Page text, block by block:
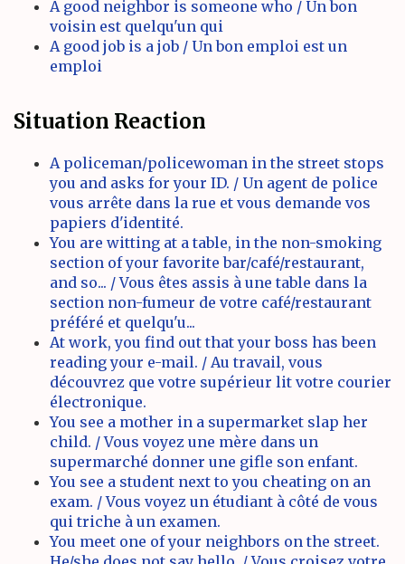
A good neighbor is someone who / Un bon
voisin est quelqu'un qui
A good job is a job / Un bon emploi est un
emploi
Situation Reaction
A policeman/policewoman in the street stops
you and asks for your ID. / Un agent de police
vous arrête dans la rue et vous demande vos
papiers d'identité.
You are witting at a table, in the non-smoking
section of your favorite bar/café/restaurant,
and so... / Vous êtes assis à une table dans la
section non-fumeur de votre café/restaurant
préféré et quelqu'u...
At work, you find out that your boss has been
reading your e-mail. / Au travail, vous
découvrez que votre supérieur lit votre courier
électronique.
You see a mother in a supermarket slap her
child. / Vous voyez une mère dans un
supermarché donner une gifle son enfant.
You see a student next to you cheating on an
exam. / Vous voyez un étudiant à côté de vous
qui triche à un examen.
You meet one of your neighbors on the street.